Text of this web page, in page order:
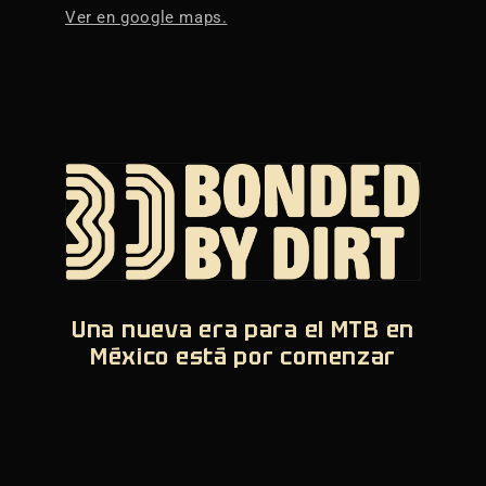
Ver en google maps.
Una nueva era para el MTB en
México está por comenzar